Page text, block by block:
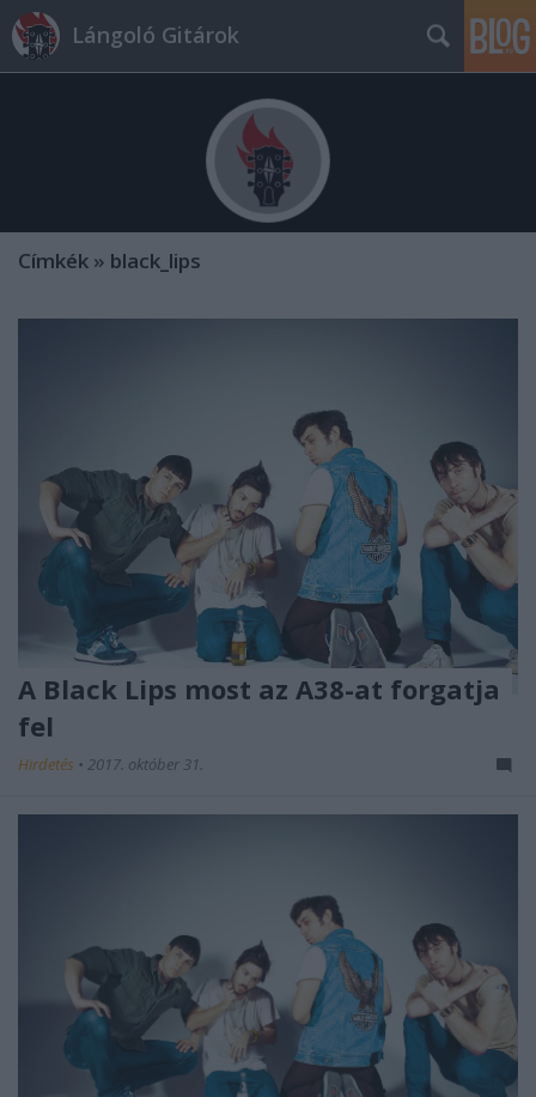
Lángoló Gitárok
Címkék » black_lips
A Black Lips most az A38-at forgatja
fel
Hirdetés • 2017. október 31.